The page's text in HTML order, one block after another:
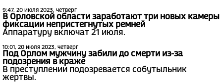
9:47, 20 июля 2023, четверг
В Орловской области заработают три новых камеры
фиксации непристегнутых ремней
Аппаратуру включат 21 июля.
10:01, 20 июля 2023, четверг
Под Орлом мужчину забили до смерти из-за
подозрения в краже
В преступлении подозревается собутыльник
жертвы.